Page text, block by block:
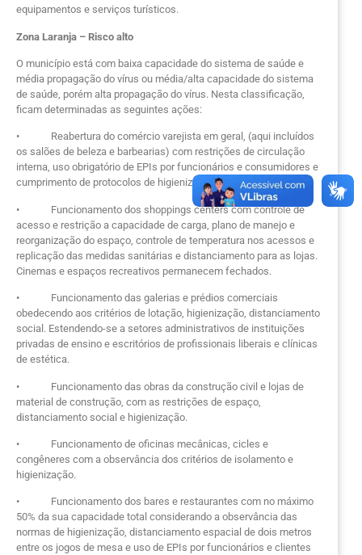
equipamentos e serviços turísticos.
Zona Laranja – Risco alto
O município está com baixa capacidade do sistema de saúde e
média propagação do vírus ou média/alta capacidade do sistema
de saúde, porém alta propagação do vírus. Nesta classificação,
ficam determinadas as seguintes ações:
• Reabertura do comércio varejista em geral, (aqui incluídos
os salões de beleza e barbearias) com restrições de circulação
interna, uso obrigatório de EPIs por funcionários e consumidores e
cumprimento de protocolos de higienização.
• Funcionamento dos shoppings centers com controle de
acesso e restrição a capacidade de carga, plano de manejo e
reorganização do espaço, controle de temperatura nos acessos e
replicação das medidas sanitárias e distanciamento para as lojas.
Cinemas e espaços recreativos permanecem fechados.
• Funcionamento das galerias e prédios comerciais
obedecendo aos critérios de lotação, higienização, distanciamento
social. Estendendo-se a setores administrativos de instituições
privadas de ensino e escritórios de profissionais liberais e clínicas
de estética.
• Funcionamento das obras da construção civil e lojas de
material de construção, com as restrições de espaço,
distanciamento social e higienização.
• Funcionamento de oficinas mecânicas, cicles e
congêneres com a observância dos critérios de isolamento e
higienização.
• Funcionamento dos bares e restaurantes com no máximo
50% da sua capacidade total considerando a observância das
normas de higienização, distanciamento espacial de dois metros
entre os jogos de mesa e uso de EPIs por funcionários e clientes